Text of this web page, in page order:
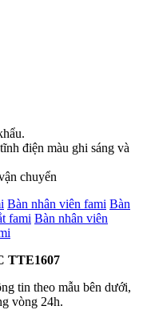
điện màu ghi sáng và
chuyển
Bàn nhân viên fami Bàn
fami Bàn nhân viên
TTE1607
tin theo mẫu bên dưới,
vòng 24h.